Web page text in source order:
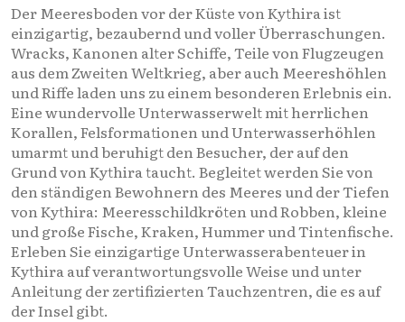
Der Meeresboden vor der Küste von Kythira ist
einzigartig, bezaubernd und voller Überraschungen.
Wracks, Kanonen alter Schiffe, Teile von Flugzeugen
aus dem Zweiten Weltkrieg, aber auch Meereshöhlen
und Riffe laden uns zu einem besonderen Erlebnis ein.
Eine wundervolle Unterwasserwelt mit herrlichen
Korallen, Felsformationen und Unterwasserhöhlen
umarmt und beruhigt den Besucher, der auf den
Grund von Kythira taucht. Begleitet werden Sie von
den ständigen Bewohnern des Meeres und der Tiefen
von Kythira: Meeresschildkröten und Robben, kleine
und große Fische, Kraken, Hummer und Tintenfische.
Erleben Sie einzigartige Unterwasserabenteuer in
Kythira auf verantwortungsvolle Weise und unter
Anleitung der zertifizierten Tauchzentren, die es auf
der Insel gibt.